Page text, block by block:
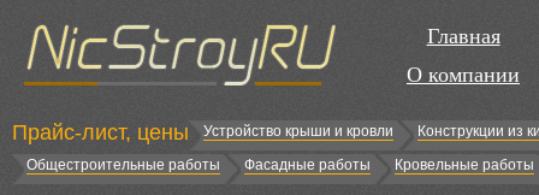
Главная
О компании
Прайс-лист, цены Устройство крыши и кровли
Конструкции из
Общестроительные работы
Фасадные работы Кровельные работы